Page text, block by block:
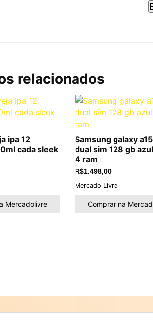
relacionados
ipa 12
cada sleek
Mercadolivre
Samsung galaxy
dual sim 128 gb
4 ram
R$1.498,00
Mercado Livre
Comprar na